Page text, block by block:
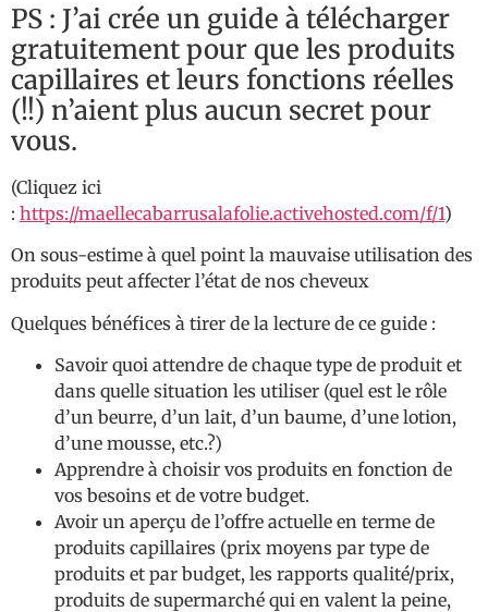
PS : J’ai crée un guide à télécharger
gratuitement pour que les produits
capillaires et leurs fonctions réelles
(!!) n’aient plus aucun secret pour
vous.
(Cliquez ici
: https://maellecabarrusalafolie.activehosted.com/f/1)
On sous-estime à quel point la mauvaise utilisation des
produits peut affecter l’état de nos cheveux
Quelques bénéfices à tirer de la lecture de ce guide :
Savoir quoi attendre de chaque type de produit et
dans quelle situation les utiliser (quel est le rôle
d’un beurre, d’un lait, d’un baume, d’une lotion,
d’une mousse, etc.?)
Apprendre à choisir vos produits en fonction de
vos besoins et de votre budget.
Avoir un aperçu de l’offre actuelle en terme de
produits capillaires (prix moyens par type de
produits et par budget, les rapports qualité/prix,
produits de supermarché qui en valent la peine,